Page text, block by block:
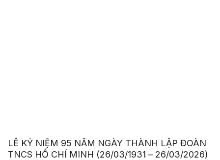
LỄ KỶ NIỆM 95 NĂM NGÀY THÀNH LẬP ĐOÀN
TNCS HỒ CHÍ MINH (26/03/1931 – 26/03/2026)